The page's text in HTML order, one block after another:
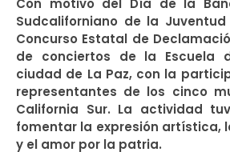
Sudcaliforniano de la
Concurso Estatal de
de conciertos de la Escuela
ciudad de La Paz, con la
representantes de los cinco
California Sur. La actividad
fomentar la expresión artística,
y el amor por la patria.